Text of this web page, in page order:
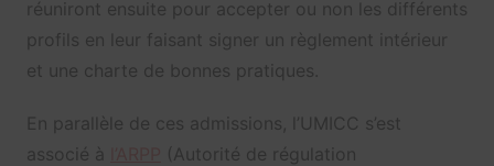
réuniront ensuite pour accepter ou non les différents
profils en leur faisant signer un règlement intérieur
et une charte de bonnes pratiques.
En parallèle de ces admissions, l’UMICC s’est
associé à
(Autorité de régulation